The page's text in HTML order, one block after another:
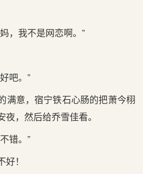
，我不‌是‌网恋啊。”
吧。”
满意，宿宁铁石心‌肠的把萧今栩
，然后‌给乔雪佳看。
错。”
！